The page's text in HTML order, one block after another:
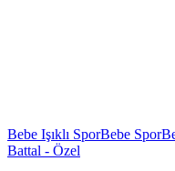
Bebe Işıklı SporBebe Spor
Battal - Özel